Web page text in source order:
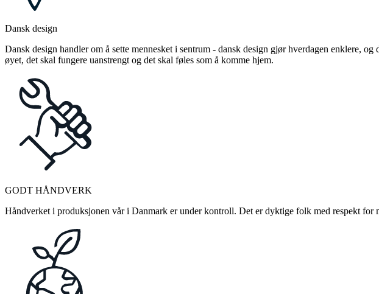
Dansk design
Dansk design handler om å sette mennesket i sentrum - dansk design gjør hverdagen enklere,
øyet, det skal fungere uanstrengt og det skal føles som å komme hjem.
GODT HÅNDVERK
Håndverket i produksjonen vår i Danmark er under kontroll. Det er dyktige folk med respekt for